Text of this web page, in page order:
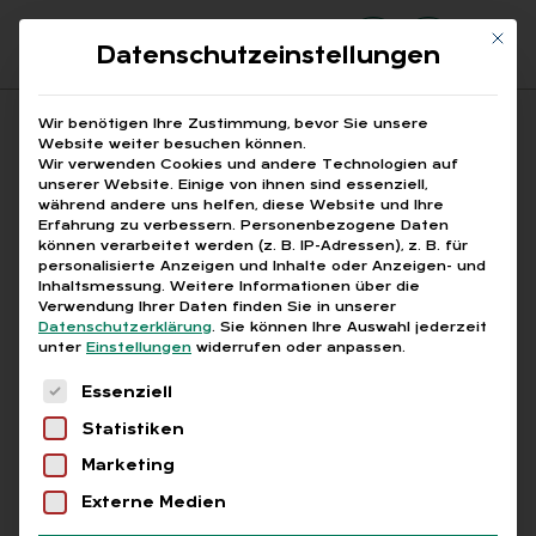
Suchfeld
Suchen
Breadcrumb-Navigation
STARTSEITE
PRINTAUSGABEN
TITELTHEMA: STARK – FLEXIBEL – …
OFT EINE HERAUSFORDERUNG – DIE …
Inhaltsverzeichnis
Abo
AUS DER XING-GRUP­PE
Mit
Datenschutzeinstellungen
Wir benötigen Ihre Zustimmung, bevor Sie unsere
Website weiter besuchen können.
Wir verwenden Cookies und andere Technologien auf
unserer Website. Einige von ihnen sind essenziell,
während andere uns helfen, diese Website und Ihre
Erfahrung zu verbessern. Personenbezogene Daten
können verarbeitet werden (z. B. IP-Adressen), z. B. für
personalisierte Anzeigen und Inhalte oder Anzeigen- und
Inhaltsmessung. Weitere Informationen über die
Verwendung Ihrer Daten finden Sie in unserer
Datenschutzerklärung. Sie können Ihre Auswahl jederzeit
unter Einstellungen widerrufen oder anpassen.
Es folgt eine Liste der Service-Gruppen, für
Essenziell
Statistiken
Marketing
Externe Medien